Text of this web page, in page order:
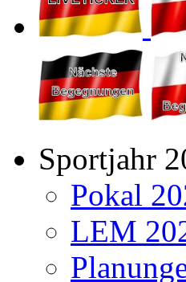
Sportjahr
Pokal
LEM